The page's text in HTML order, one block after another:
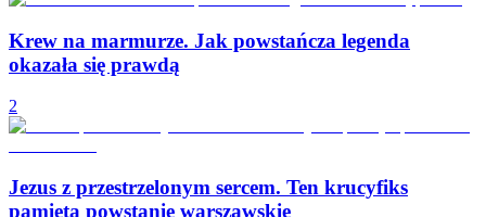
Krew na marmurze. Jak powstańcza legenda
okazała się prawdą
2
Jezus z przestrzelonym sercem. Ten krucyfiks
pamięta powstanie warszawskie